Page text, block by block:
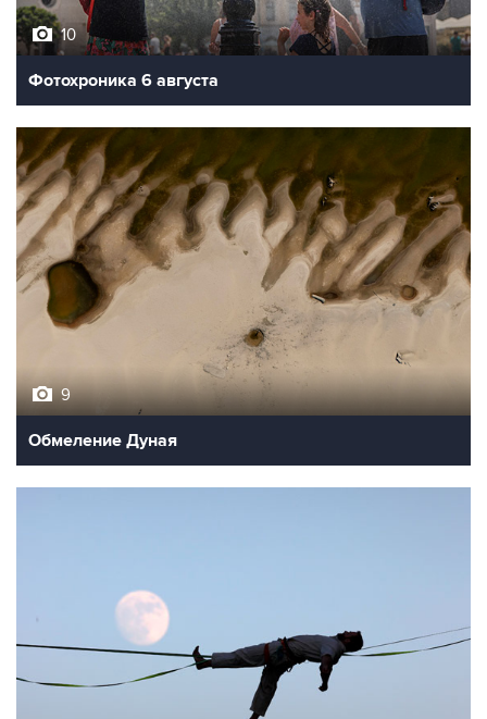
10
Фотохроника 6 августа
9
Обмеление Дуная